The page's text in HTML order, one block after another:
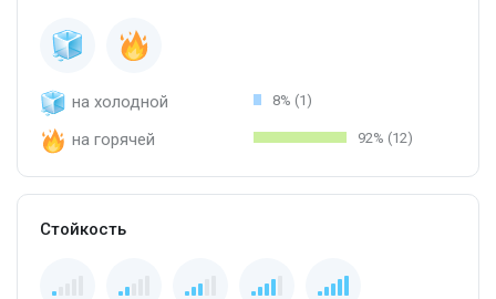
на холодной 8% (1)
на горячей 92% (12)
Стойкость